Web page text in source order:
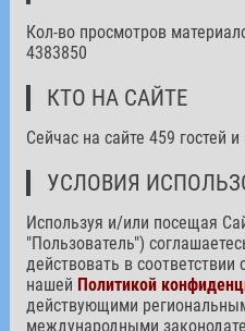
Кол-во просмотров
4383850
КТО НА САЙТЕ
Сейчас на сайте 459 гостей
УСЛОВИЯ
Используя и/или посещая
"Пользователь")
действовать в
нашей Политикой
действующими
международными